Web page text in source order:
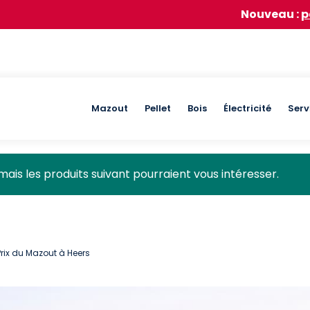
participez à
Main
Mazout Pellet Bois Électricité
les produits suivant pourraient vous intéresser.
du Mazout à Heers